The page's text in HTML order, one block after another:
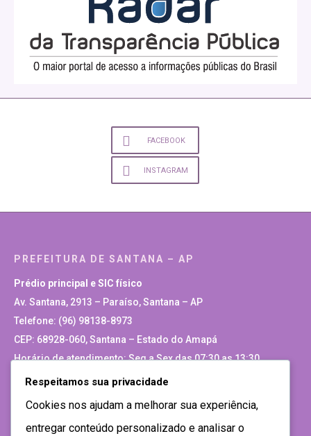
FACEBOOK
INSTAGRAM
PREFEITURA DE SANTANA – AP
Prédio principal e SIC físico
Av. Santana, 2913 – Paraíso, Santana – AP
Telefone: (96) 98138-8973
CEP: 68928-060, Santana – Estado do Amapá
Horário de atendimento: Seg a Sex das 07:30 as 13:30
Site Antigo
Respeitamos sua privacidade
Cookies nos ajudam a melhorar sua experiência,
entregar conteúdo personalizado e analisar o